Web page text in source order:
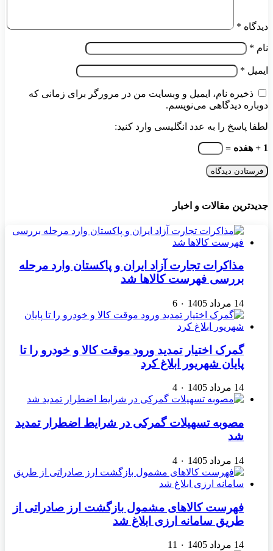
دیدگاه *
نام *
ایمیل *
ذخیره نام، ایمیل و وبسایت من در مرورگر برای زمانی که
دوباره دیدگاهی می‌نویسم.
لطفا پاسخ را به عدد انگلیسی وارد کنید:
1 + هفده =
جدیدترین مقالات و اخبار
مذاکرات تجارت آزاد ایران و پاکستان وارد مرحله
بررسی فهرست کالاها شد
14 مرداد 1405 ۰ 6
گمرک اختیار تمدید ورود موقت کالا و خودرو را تا
پایان شهریور ابلاغ کرد
14 مرداد 1405 ۰ 4
مصوبه تسهیلات گمرکی در شرایط اضطرار تمدید
شد
14 مرداد 1405 ۰ 4
فهرست کالاهای مشمول بازگشت ارز صادراتی از
طریق سامانه ارزی ابلاغ شد
14 مرداد 1405 ۰ 11